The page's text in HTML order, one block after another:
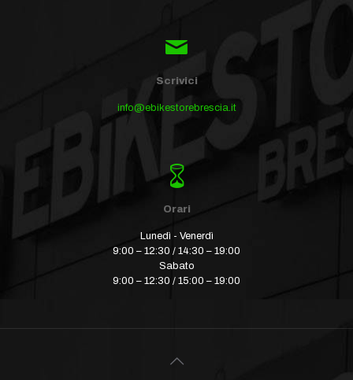
Scrivici
info@ebikestorebrescia.it
Orari
Lunedì - Venerdì
9:00 – 12:30 / 14:30 – 19:00
Sabato
9:00 – 12:30 / 15:00 – 19:00